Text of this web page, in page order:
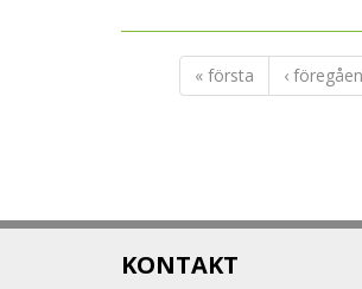
« första ‹
KONTAKT